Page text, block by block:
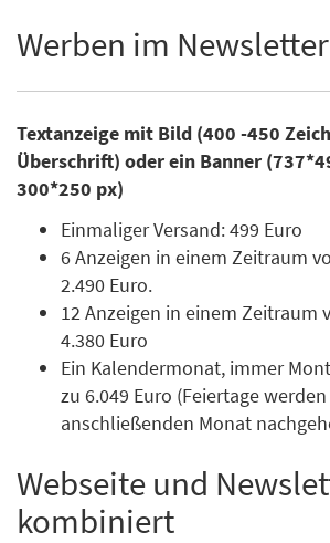
Werben im Newsletter
Textanzeige mit Bild (400 -450
Überschrift) oder ein Banner
300*250 px)
Einmaliger Versand: 499 Euro
6 Anzeigen in einem Zeitraum
2.490 Euro.
12 Anzeigen in einem Zeitraum
4.380 Euro
Ein Kalendermonat, immer
zu 6.049 Euro (Feiertage
anschließenden Monat
Webseite und
kombiniert